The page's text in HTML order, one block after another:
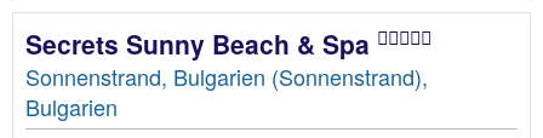
Secrets Sunny Beach & Spa
Sonnenstrand, Bulgarien (Sonnenstrand),
Bulgarien